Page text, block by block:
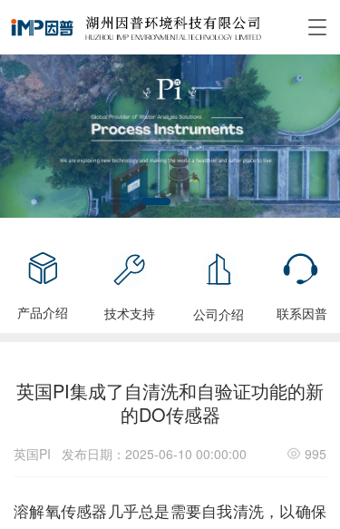
T
e
n
a
i
g
i
产品介绍 技术支持 公司介绍 联系因普
英国PI集成了自清洗和自验证功能的新
的DO传感器
英国PI 发布日期：2025-06-10 00:00:00 995
溶解氧传感器几乎总是需要自我清洗，以确保